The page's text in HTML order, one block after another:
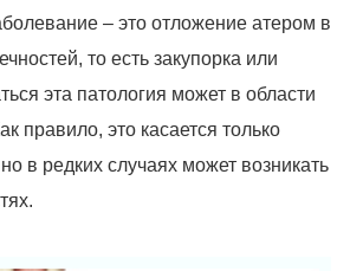
– это отложение атером в
то есть закупорка или
эта патология может в области
правило, это касается только
в редких случаях может возникать